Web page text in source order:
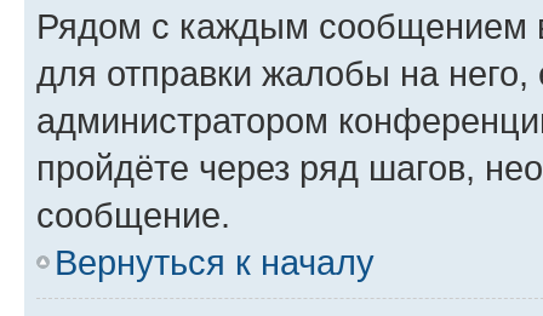
Рядом с каждым сообщением
для отправки жалобы на
администратором
пройдёте через ряд шагов,
сообщение.
Вернуться к началу